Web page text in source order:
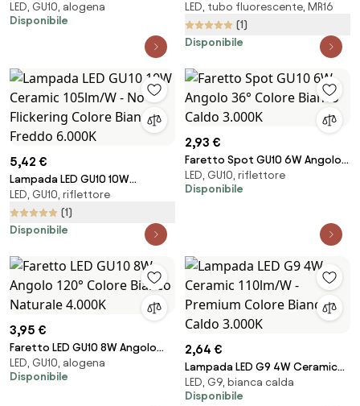
- Angolo 12° Colore Bianco
Naturale 4.000K
LED, GU10, alogena
Disponibile
120° 12/24V AC/DC Colore
Bianco Naturale 4.000K
LED, tubo fluorescente, MR16
(1)
Disponibile
5,42 €
Lampada LED GU10 10W
Ceramic 105lm/W - No Flickering
Colore Bianco Freddo 6.000K
LED, GU10, riflettore
(1)
Disponibile
2,93 €
Faretto Spot GU10 6W Angolo
36° Colore Bianco Caldo
3.000K
LED, GU10, riflettore
Disponibile
3,95 €
Faretto LED GU10 8W Angolo
120° Colore Bianco Naturale
4.000K
LED, GU10, alogena
Disponibile
2,64 €
Lampada LED G9 4W Ceramic
110lm/W - Premium Colore
Bianco Caldo 3.000K
LED, G9, bianca calda
Disponibile